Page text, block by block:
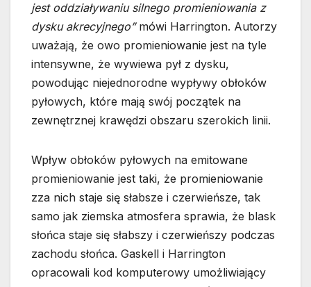
jest oddziaływaniu silnego promieniowania z
dysku akrecyjnego” mówi Harrington. Autorzy
uważają, że owo promieniowanie jest na tyle
intensywne, że wywiewa pył z dysku,
powodując niejednorodne wypływy obłoków
pyłowych, które mają swój początek na
zewnętrznej krawędzi obszaru szerokich linii.
Wpływ obłoków pyłowych na emitowane
promieniowanie jest taki, że promieniowanie
zza nich staje się słabsze i czerwieńsze, tak
samo jak ziemska atmosfera sprawia, że blask
słońca staje się słabszy i czerwieńszy podczas
zachodu słońca. Gaskell i Harrington
opracowali kod komputerowy umożliwiający